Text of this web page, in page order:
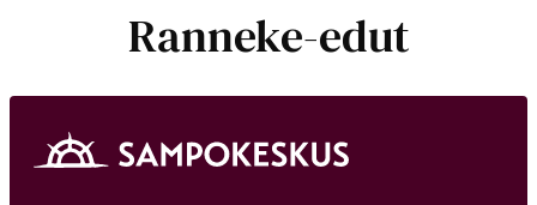
Ranneke-edut